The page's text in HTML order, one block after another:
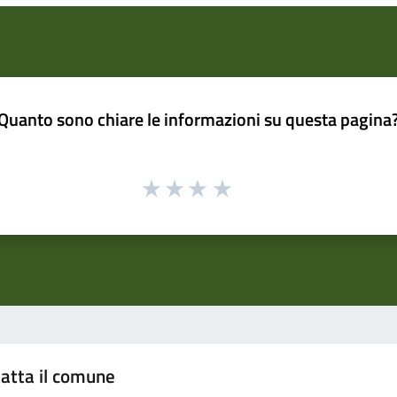
sono chiare le informazioni su questa
il comune